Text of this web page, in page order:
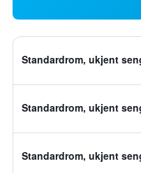
Standardrom, ukjent
Standardrom, ukjent
Standardrom, ukjent